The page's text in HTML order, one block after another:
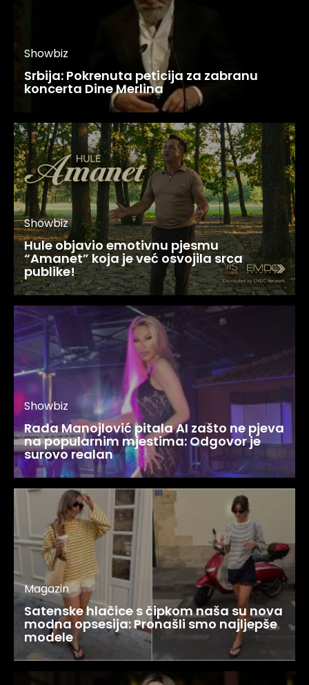
Showbiz
Srbija: Pokrenuta peticija za zabranu
koncerta Dine Merlina
Showbiz
Hule objavio emotivnu pjesmu
“Amanet” koja je već osvojila srca
publike!
Showbiz
Rada Manojlović pitala AI zašto ne pjeva
na popularnim mjestima: Odgovor je
surovo realan
Magazin
Satenske hlačice s čipkom naša su nova
modna opsesija: Pronašli smo najljepše
modele